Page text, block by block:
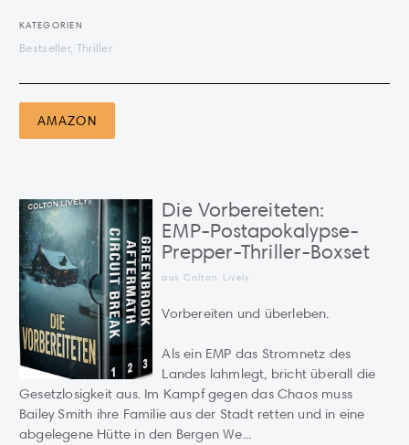
KATEGORIEN
Bestseller, Thriller
AMAZON
Die Vorbereiteten:
EMP-Postapokalypse-
Prepper-Thriller-Boxset
aus Colton Lively
Vorbereiten und überleben.
Als ein EMP das Stromnetz des
Landes lahmlegt, bricht überall die
Gesetzlosigkeit aus. Im Kampf gegen das Chaos muss
Bailey Smith ihre Familie aus der Stadt retten und in eine
abgelegene Hütte in den Bergen We...